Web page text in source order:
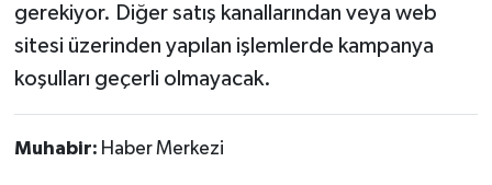
gerekiyor. Diğer satış kanallarından veya web
sitesi üzerinden yapılan işlemlerde kampanya
koşulları geçerli olmayacak.
Muhabir: Haber Merkezi